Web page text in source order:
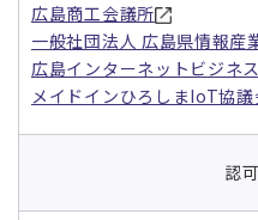
広島商工会議所
一般社団法人 広島県情報産
広島インターネットビジネ
メイドインひろしまIoT協
認